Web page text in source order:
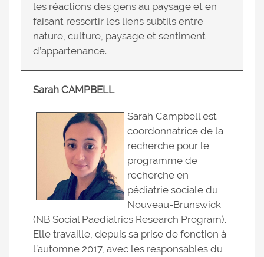
les réactions des gens au paysage et en
faisant ressortir les liens subtils entre
nature, culture, paysage et sentiment
d’appartenance.
Sarah CAMPBELL
Sarah Campbell est
coordonnatrice de la
recherche pour le
programme de
recherche en
pédiatrie sociale du
Nouveau-Brunswick
(NB Social Paediatrics Research Program).
Elle travaille, depuis sa prise de fonction à
l’automne 2017, avec les responsables du